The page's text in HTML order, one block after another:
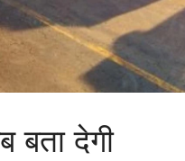
देगी